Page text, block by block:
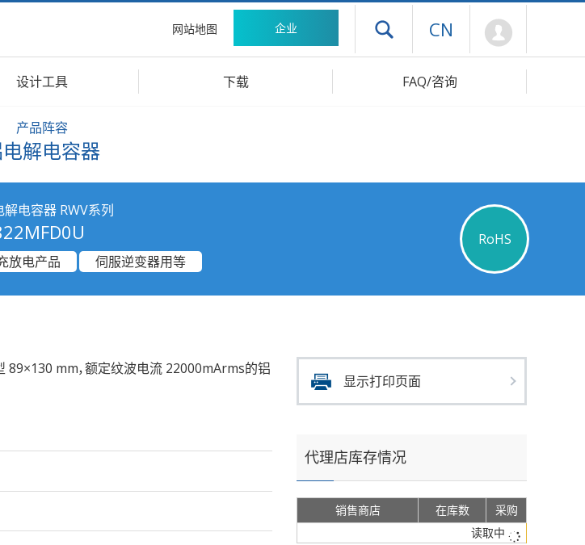
网站地图 企业 打开抽屉菜单
CN
设计工具 下载 FAQ/咨询
产品阵容
解电容器
电容器 RWV系列
RoHS
放电产品 伺服逆变器用等
89×130 mm，额定纹波电流 22000mArms的铝
显示打印页面
代理店库存情况
销售商店 在库数
采购
读取中